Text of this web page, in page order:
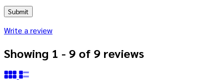
Write a review
Showing 1 - 9 of 9 reviews